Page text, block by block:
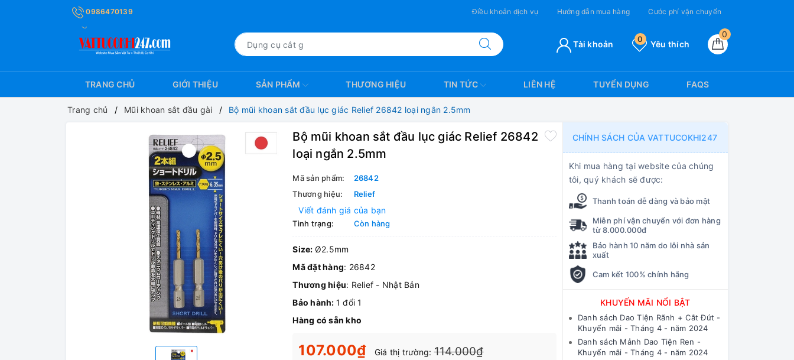
0986470139 Điều khoản dịch vụ Hướng dẫn mua hàng Cước phí vận chuyển
0
Yêu thích
0
Tài khoản
TRANG CHỦ GIỚI THIỆU SẢN PHẨM THƯƠNG HIỆU TIN TỨC LIÊN HỆ TUYỂN DỤNG FAQS
Trang chủ Mũi khoan sắt đầu gài Bộ mũi khoan sắt đầu lục giác Relief 26842 loại ngắn 2.5mm
Bộ mũi khoan sắt đầu lục giác Relief 26842
loại ngắn 2.5mm
Mã sản phẩm:
26842
Thương hiệu:
Relief
Viết đánh giá của bạn
Tình trạng: Còn hàng
Size: Ø2.5mm
Mã đặt hàng: 26842
Thương hiệu: Relief - Nhật Bản
Bảo hành: 1 đổi 1
Hàng có sẵn kho
107.000₫ Giá thị trường:114.000₫
CHÍNH SÁCH CỦA VATTUCOKHI247
Khi mua hàng tại website của chúng
tôi, quý khách sẽ được:
Thanh toán dễ dàng và bảo mật
Miễn phí vận chuyển với đơn hàng
từ 8.000.000đ
Bảo hành 10 năm do lỗi nhà sản
xuất
Cam kết 100% chính hãng
KHUYẾN MÃI NỔI BẬT
Danh sách Dao Tiện Rãnh + Cắt Đứt -
Khuyến mãi - Tháng 4 - năm 2024
Danh sách Mảnh Dao Tiện Ren -
Khuyến mãi - Tháng 4 - năm 2024